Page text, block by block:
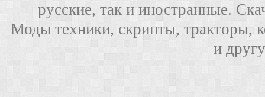
русские, так и иностранные.
Моды техники, скрипты,
и